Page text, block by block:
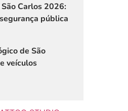
Carlos 2026:
pública
de São
veículos